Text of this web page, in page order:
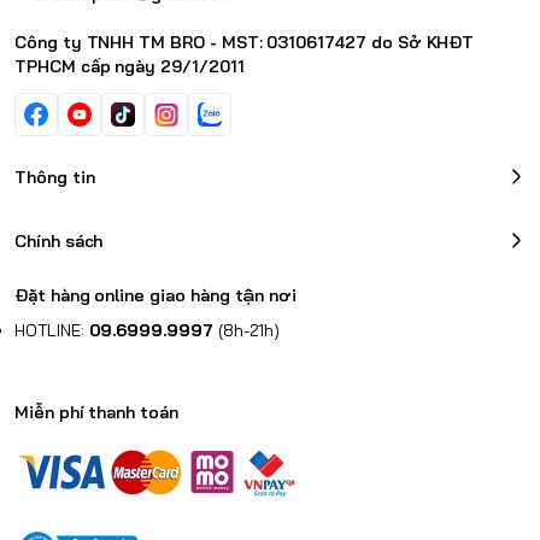
Tình trạng: Mới 100%
Trọn bộ:
Nguyên seal
Công ty TNHH TM BRO - MST: 0310617427 do Sở KHĐT
TPHCM cấp ngày 29/1/2011
Thông tin
Chính sách
Đặt hàng online giao hàng tận nơi
HOTLINE: 09.6999.9997 (8h-21h)
Miễn phí thanh toán